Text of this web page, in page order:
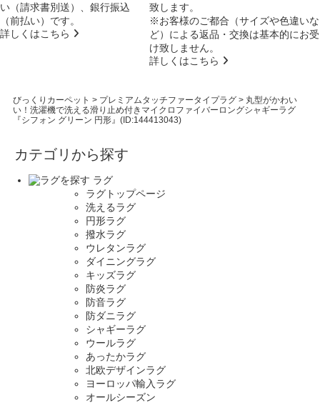
い（請求書別送）、銀行振込
（前払い）です。
詳しくはこちら
致します。
※お客様のご都合（サイズや色違いな
ど）による返品・交換は基本的にお受
け致しません。
詳しくはこちら
びっくりカーペット > プレミアムタッチファータイプラグ> 丸型がかわい
い！洗濯機で洗える滑り止め付きマイクロファイバーロングシャギーラグ
『シフォン グリーン 円形』(ID:144413043)
カテゴリから探す
ラグ
ラグトップページ
洗えるラグ
円形ラグ
撥水ラグ
ウレタンラグ
ダイニングラグ
キッズラグ
防炎ラグ
防音ラグ
防ダニラグ
シャギーラグ
ウールラグ
あったかラグ
北欧デザインラグ
ヨーロッパ輸入ラグ
オールシーズン